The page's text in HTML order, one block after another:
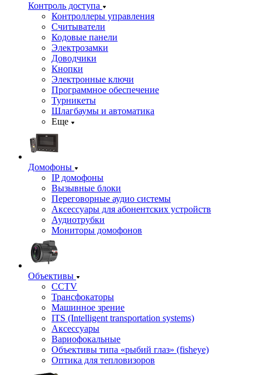
Контроль доступа
Контроллеры управления
Считыватели
Кодовые панели
Электрозамки
Доводчики
Кнопки
Электронные ключи
Программное обеспечение
Турникеты
Шлагбаумы и автоматика
Еще
Домофоны
IP домофоны
Вызывные блоки
Переговорные аудио системы
Аксессуары для абонентских устройств
Аудиотрубки
Мониторы домофонов
Объективы
CCTV
Трансфокаторы
Машинное зрение
ITS (Intelligent transportation systems)
Аксессуары
Вариофокальные
Объективы типа «рыбий глаз» (fisheye)
Оптика для тепловизоров